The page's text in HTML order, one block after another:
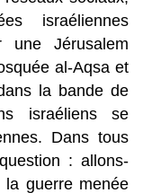
israéliennes
une Jérusalem
al-Aqsa et
la bande de
israéliens se
Dans tous
: allons-
la guerre menée